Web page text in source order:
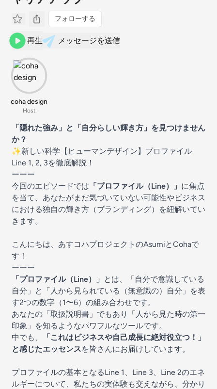
フォローする
再生 メッセージを送信
coha design
Host
「隠れた強み」と「自分らしい輝き方」を見つけません
か？
✨新しい科学【ヒューマンデザイン】プロファイル
Line 1, 2, 3を徹底解説！
ーーー
今回のエピソードでは 「プロファイル（Line）」 に焦点
を当て、あなたがまだ気づいていない可能性やビジネス
における独自の輝き方（ブランディング）を紐解いてい
きます。
こんにちは、あすコハプロジェクトのAsumiとCohaで
す！
ーーー
「プロファイル（Line）」 とは、「自分で意識している
自分」と「人から見られている（無意識の）自分」を表
す2つの数字（1〜6）の組み合わせです。
あなたの「取扱説明書」でもあり「人から見た時の第一
印象」を知るようなパワフルなツールです。
中でも、
「これはビジネスや自己成長に絶対役立つ！」
と感じたエッセンスを皆さんにお届けしています。
プロファイルの基本となるLine 1、Line 3、Line 2のエネ
ルギーについて、私たちの実体験も交えながら、分かり